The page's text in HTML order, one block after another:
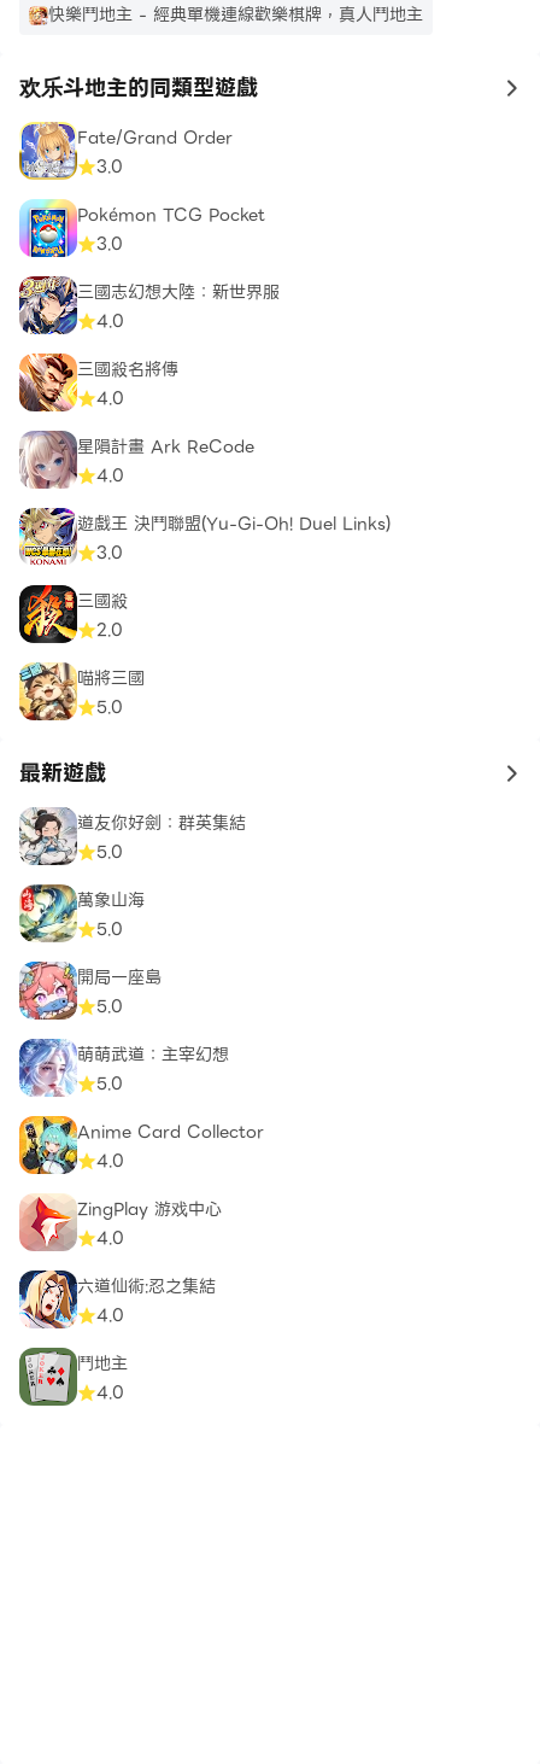
快樂鬥地主 - 經典單機連線歡樂棋牌，真人鬥地主
欢乐斗地主的同類型遊戲 to
Fate/Grand Order
3.0
Pokémon TCG Pocket
3.0
三國志幻想大陸：新世界服
4.0
三國殺名將傳
4.0
星隕計畫 Ark ReCode
4.0
遊戲王 決鬥聯盟(Yu-Gi-Oh! Duel Links)
3.0
三國殺
2.0
喵將三國
5.0
最新遊戲 to
道友你好劍：群英集結
5.0
萬象山海
5.0
開局一座島
5.0
萌萌武道：主宰幻想
5.0
Anime Card Collector
4.0
ZingPlay 游戏中心
4.0
六道仙術:忍之集結
4.0
鬥地主
4.0